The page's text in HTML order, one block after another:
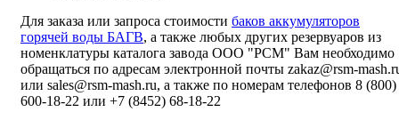
Для заказа или запроса стоимости баков аккумуляторов
горячей воды БАГВ, а также любых других резервуаров из
номенклатуры каталога завода ООО "РСМ" Вам необходимо
обращаться по адресам электронной почты zakaz@rsm-
или sales@rsm-mash.ru, а также по номерам телефонов 8 (800)
600-18-22 или +7 (8452) 68-18-22